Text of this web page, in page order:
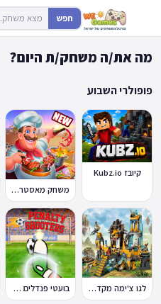
חפש
מה את/ה משחק/ת היום?
פופולרי השבוע
קיובז Kubz.io
משחק מאסטר שף
לגו צ'ימה מקדש האריות בועטי פנדלים Penalty Shooters